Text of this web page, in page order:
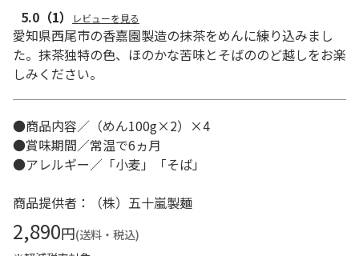
5.0 （1） レビューを見る
愛知県西尾市の香嘉園製造の抹茶をめんに練り込みまし
た。抹茶独特の色、ほのかな苦味とそばののど越しをお楽
しみください。
●商品内容／（めん100g×2）×4
●賞味期間／常温で6ヵ月
●アレルギー／「小麦」「そば」
商品提供者：（株）五十嵐製麺
2,890円(送料・税込)